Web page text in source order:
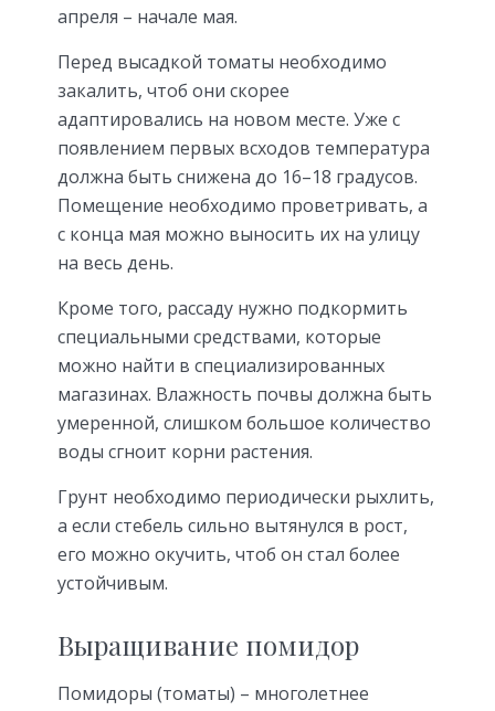
апреля – начале мая.
Перед высадкой томаты необходимо
закалить, чтоб они скорее
адаптировались на новом месте. Уже с
появлением первых всходов температура
должна быть снижена до 16–18 градусов.
Помещение необходимо проветривать, а
с конца мая можно выносить их на улицу
на весь день.
Кроме того, рассаду нужно подкормить
специальными средствами, которые
можно найти в специализированных
магазинах. Влажность почвы должна быть
умеренной, слишком большое количество
воды сгноит корни растения.
Грунт необходимо периодически рыхлить,
а если стебель сильно вытянулся в рост,
его можно окучить, чтоб он стал более
устойчивым.
Выращивание помидор
Помидоры (томаты) – многолетнее